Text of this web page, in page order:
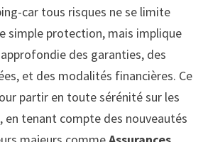
car tous risques ne se limite
simple protection, mais implique
des garanties, des
et des modalités financières. Ce
partir en toute sérénité sur les
en tenant compte des nouveautés